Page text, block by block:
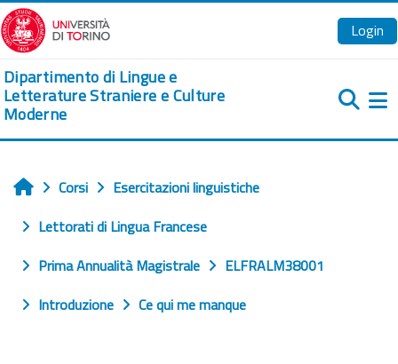
Vai al contenuto principale
Login
Dipartimento di Lingue e
Letterature Straniere e Culture
Moderne
Home
Corsi
Esercitazioni linguistiche
Lettorati di Lingua Francese
Prima Annualità Magistrale
ELFRALM38001
Introduzione
Ce qui me manque